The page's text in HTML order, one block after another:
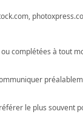
complétées à tout
le plus souvent